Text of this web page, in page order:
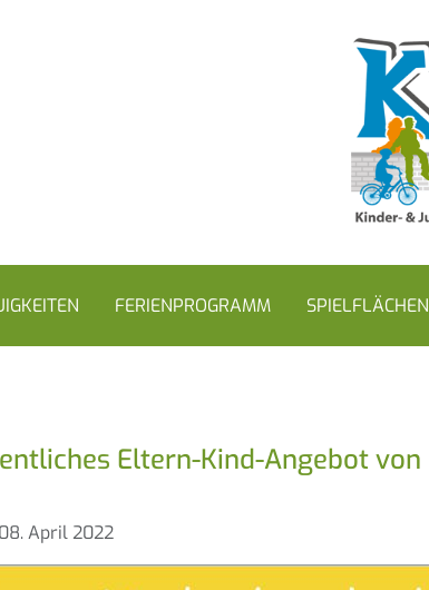
FERIENPROGRAMM SPIELFLÄCHEN
Eltern-Kind-Angebot von
April 2022